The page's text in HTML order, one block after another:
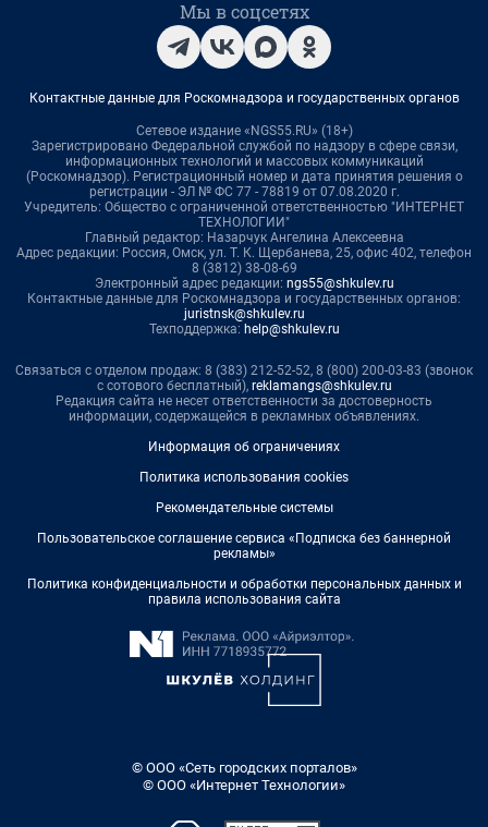
Мы в соцсетях
Контактные данные для Роскомнадзора и государственных органов
Сетевое издание «NGS55.RU» (18+)
Зарегистрировано Федеральной службой по надзору в сфере связи,
информационных технологий и массовых коммуникаций
(Роскомнадзор). Регистрационный номер и дата принятия решения о
регистрации - ЭЛ № ФС 77 - 78819 от 07.08.2020 г.
Учредитель: Общество с ограниченной ответственностью "ИНТЕРНЕТ
ТЕХНОЛОГИИ"
Главный редактор: Назарчук Ангелина Алексеевна
Адрес редакции: Россия, Омск, ул. Т. К. Щербанева, 25, офис 402, телефон
8 (3812) 38-08-69
Электронный адрес редакции: ngs55@shkulev.ru
Контактные данные для Роскомнадзора и государственных органов:
juristnsk@shkulev.ru
Техподдержка: help@shkulev.ru
Связаться с отделом продаж: 8 (383) 212-52-52, 8 (800) 200-03-83 (звонок
с сотового бесплатный), reklamangs@shkulev.ru
Редакция сайта не несет ответственности за достоверность
информации, содержащейся в рекламных объявлениях.
Информация об ограничениях
Политика использования cookies
Рекомендательные системы
Пользовательское соглашение сервиса «Подписка без баннерной
рекламы»
Политика конфиденциальности и обработки персональных данных и
правила использования сайта
© ООО «Сеть городских порталов»
© ООО «Интернет Технологии»